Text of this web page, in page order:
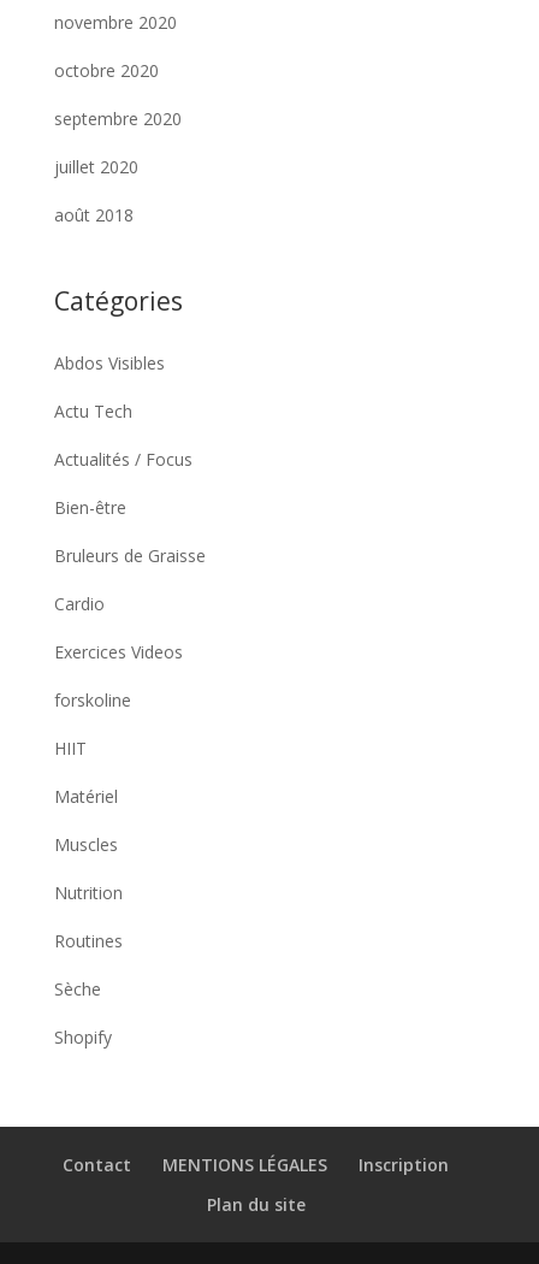
novembre 2020
octobre 2020
septembre 2020
juillet 2020
août 2018
Catégories
Abdos Visibles
Actu Tech
Actualités / Focus
Bien-être
Bruleurs de Graisse
Cardio
Exercices Videos
forskoline
HIIT
Matériel
Muscles
Nutrition
Routines
Sèche
Shopify
Contact MENTIONS LÉGALES
Inscription
Plan du site